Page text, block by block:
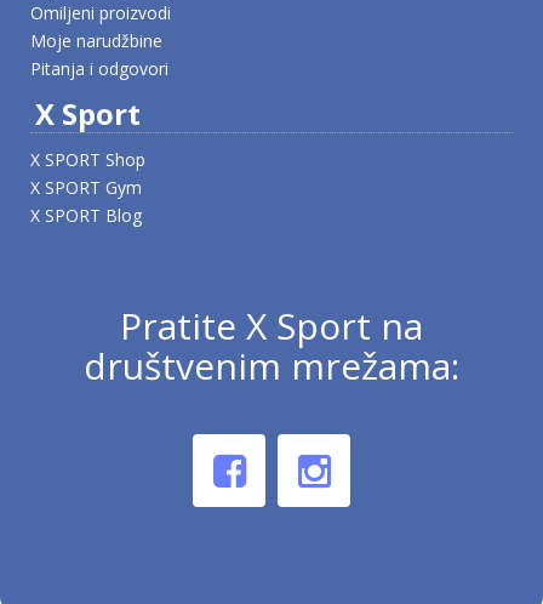
Omiljeni proizvodi
Moje narudžbine
Pitanja i odgovori
X Sport
X SPORT Shop
X SPORT Gym
X SPORT Blog
Pratite X Sport na
društvenim mrežama: